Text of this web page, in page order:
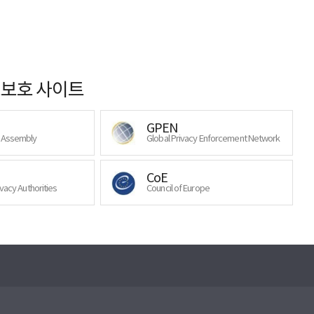
호 사이트
GPEN
Global Privacy Enforcement Network
Authorities
CoE
Council of Europe